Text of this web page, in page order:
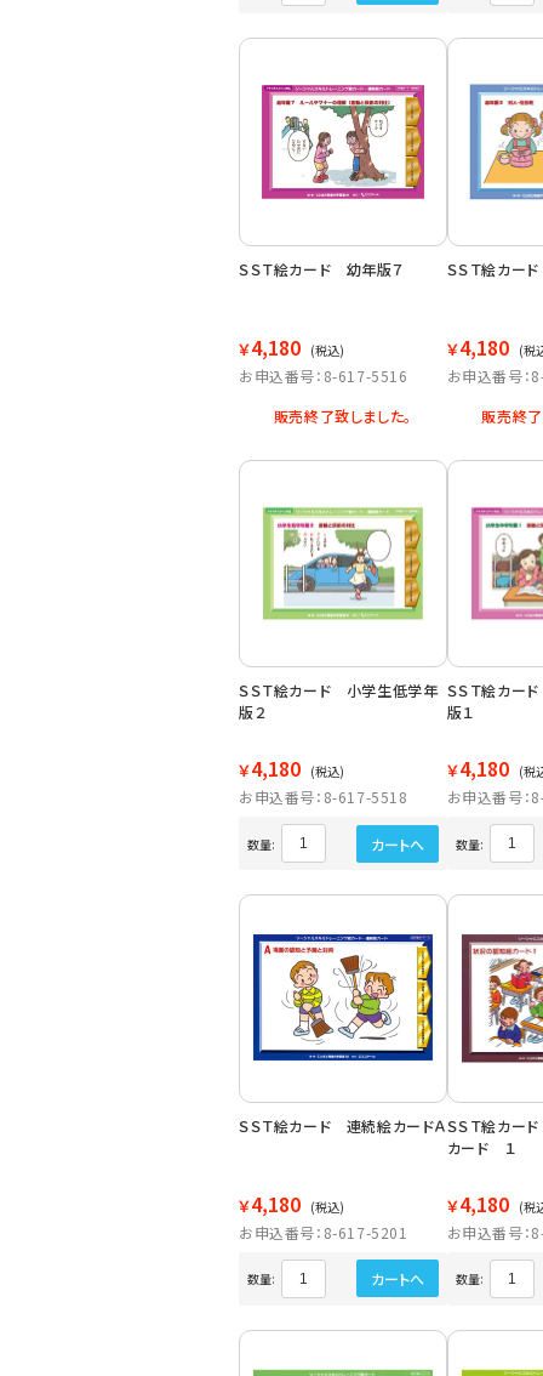
ＳＳＴ絵カード 幼年版７
￥4,180 (税込)
お申込番号：8-617-5516
販売終了致しました。
ＳＳＴ絵カー
￥4,180 (税
お申込番号
販売終了
ＳＳＴ絵カード 小学生低学年
版２
￥4,180 (税込)
お申込番号：8-617-5518
数量: カートへ
ＳＳＴ絵カー
版１
￥4,180 (税
お申込番号
数量:
ＳＳＴ絵カード 連続絵カードＡ
￥4,180 (税込)
お申込番号：8-617-5201
数量: カートへ
ＳＳＴ絵カー
カード １
￥4,180 (税
お申込番号
数量: